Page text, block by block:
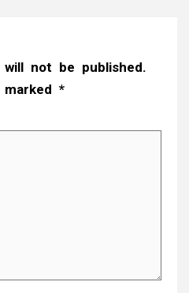
will not be published.
*